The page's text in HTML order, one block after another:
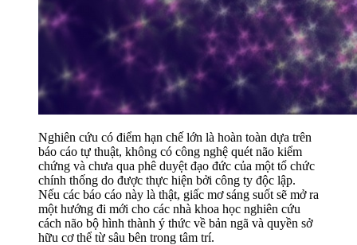
Nghiên cứu có điểm hạn chế lớn là hoàn toàn dựa trên
báo cáo tự thuật, không có công nghệ quét não kiểm
chứng và chưa qua phê duyệt đạo đức của một tổ chức
chính thống do được thực hiện bởi công ty độc lập.
Nếu các báo cáo này là thật, giấc mơ sáng suốt sẽ mở ra
một hướng đi mới cho các nhà khoa học nghiên cứu
cách não bộ hình thành ý thức về bản ngã và quyền sở
hữu cơ thể từ sâu bên trong tâm trí.